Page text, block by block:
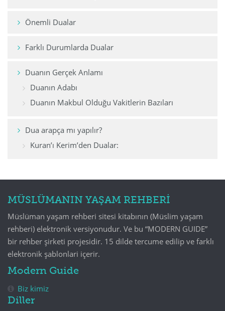
Önemli Dualar
Farklı Durumlarda Dualar
Duanın Gerçek Anlamı
Duanın Adabı
Duanın Makbul Olduğu Vakitlerin Bazıları
Dua arapça mı yapılır?
Kuran’ı Kerim’den Dualar:
MÜSLÜMANIN YAŞAM REHBERİ
Müslüman yaşam rehberi sitesi kitabının (Müslim yaşam
rehberi) elektronik versiyonudur. Ve bu “MODERN GUIDE”
bir rehber şirketi projesidir. 15 dilde tercume edilip ve farklı
elektronik şablonlari içerir.
Modern Guide
Biz kimiz
Diller